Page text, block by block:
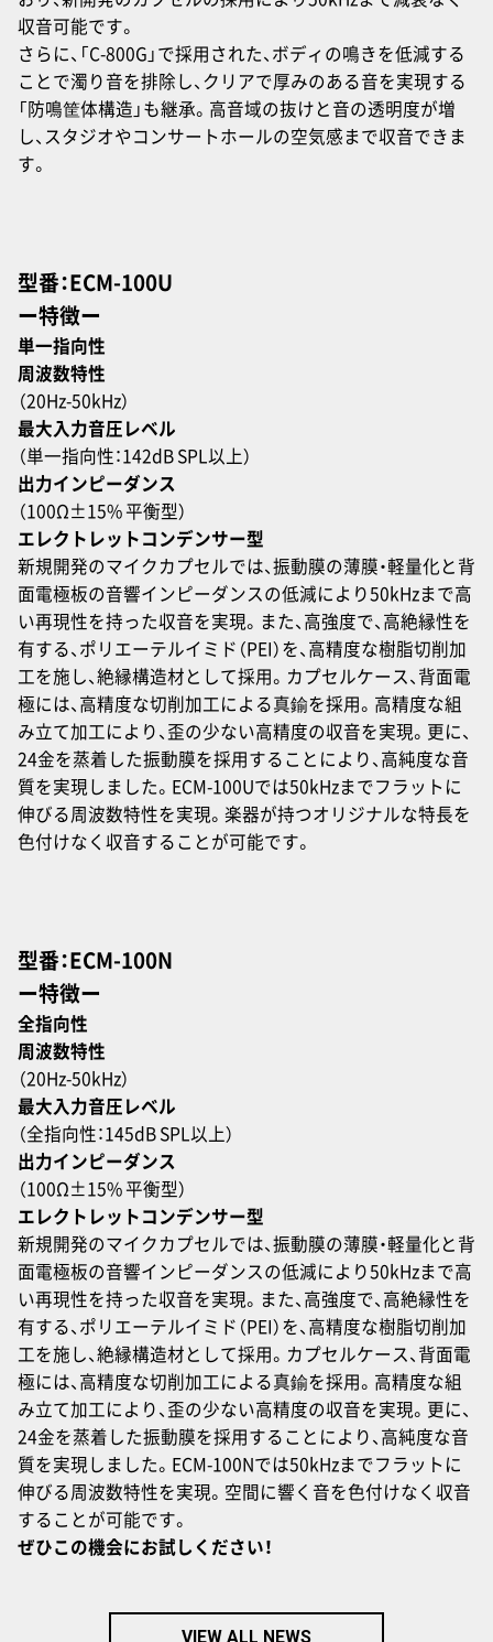
収音可能です。
さらに、「C-800G」で採用された、ボディの鳴きを低減する
ことで濁り音を排除し、クリアで厚みのある音を実現する
「防鳴筐体構造」も継承。高音域の抜けと音の透明度が増
し、スタジオやコンサートホールの空気感まで収音できま
す。
型番：ECM-100U
ー特徴ー
単一指向性
周波数特性
（20Hz-50kHz）
最大入力音圧レベル
（単一指向性：142dB SPL以上）
出力インピーダンス
（100Ω±15% 平衡型）
エレクトレットコンデンサー型
新規開発のマイクカプセルでは、振動膜の薄膜・軽量化と背
面電極板の音響インピーダンスの低減により50kHzまで高
い再現性を持った収音を実現。また、高強度で、高絶縁性を
有する、ポリエーテルイミド（PEI）を、高精度な樹脂切削加
工を施し、絶縁構造材として採用。カプセルケース、背面電
極には、高精度な切削加工による真鍮を採用。高精度な組
み立て加工により、歪の少ない高精度の収音を実現。更に、
24金を蒸着した振動膜を採用することにより、高純度な音
質を実現しました。ECM-100Uでは50kHzまでフラットに
伸びる周波数特性を実現。楽器が持つオリジナルな特長を
色付けなく収音することが可能です。
型番：ECM-100N
ー特徴ー
全指向性
周波数特性
（20Hz-50kHz）
最大入力音圧レベル
（全指向性：145dB SPL以上）
出力インピーダンス
（100Ω±15% 平衡型）
エレクトレットコンデンサー型
新規開発のマイクカプセルでは、振動膜の薄膜・軽量化と背
面電極板の音響インピーダンスの低減により50kHzまで高
い再現性を持った収音を実現。また、高強度で、高絶縁性を
有する、ポリエーテルイミド（PEI）を、高精度な樹脂切削加
工を施し、絶縁構造材として採用。カプセルケース、背面電
極には、高精度な切削加工による真鍮を採用。高精度な組
み立て加工により、歪の少ない高精度の収音を実現。更に、
24金を蒸着した振動膜を採用することにより、高純度な音
質を実現しました。ECM-100Nでは50kHzまでフラットに
伸びる周波数特性を実現。空間に響く音を色付けなく収音
することが可能です。
ぜひこの機会にお試しください！
VIEW ALL NEWS